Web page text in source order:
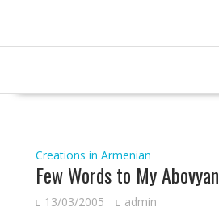
Creations in Armenian
Few Words to My Abovyan
13/03/2005 admin